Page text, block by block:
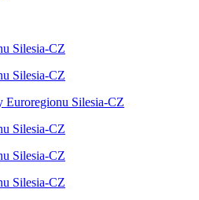
Silesia-CZ
Silesia-CZ
Euroregionu Silesia-CZ
Silesia-CZ
Silesia-CZ
Silesia-CZ